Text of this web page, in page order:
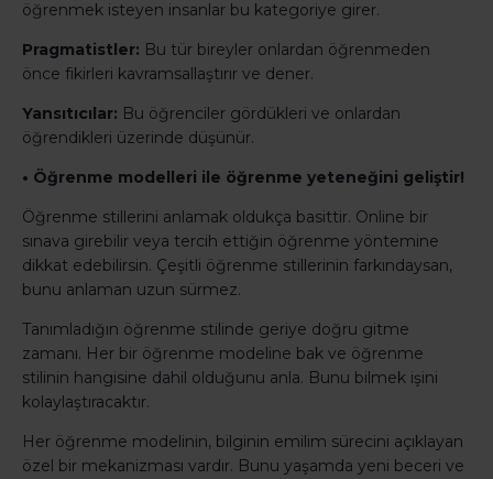
öğrenmek isteyen insanlar bu kategoriye girer.
Pragmatistler: Bu tür bireyler onlardan öğrenmeden
önce fikirleri kavramsallaştırır ve dener.
Yansıtıcılar: Bu öğrenciler gördükleri ve onlardan
öğrendikleri üzerinde düşünür.
• Öğrenme modelleri ile öğrenme yeteneğini geliştir!
Öğrenme stillerini anlamak oldukça basittir. Online bir
sınava girebilir veya tercih ettiğin öğrenme yöntemine
dikkat edebilirsin. Çeşitli öğrenme stillerinin farkındaysan,
bunu anlaman uzun sürmez.
Tanımladığın öğrenme stilinde geriye doğru gitme
zamanı. Her bir öğrenme modeline bak ve öğrenme
stilinin hangisine dahil olduğunu anla. Bunu bilmek işini
kolaylaştıracaktır.
Her öğrenme modelinin, bilginin emilim sürecini açıklayan
özel bir mekanizması vardır. Bunu yaşamda yeni beceri ve